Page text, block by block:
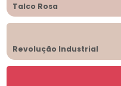
Talco Rosa
Revolução Industrial